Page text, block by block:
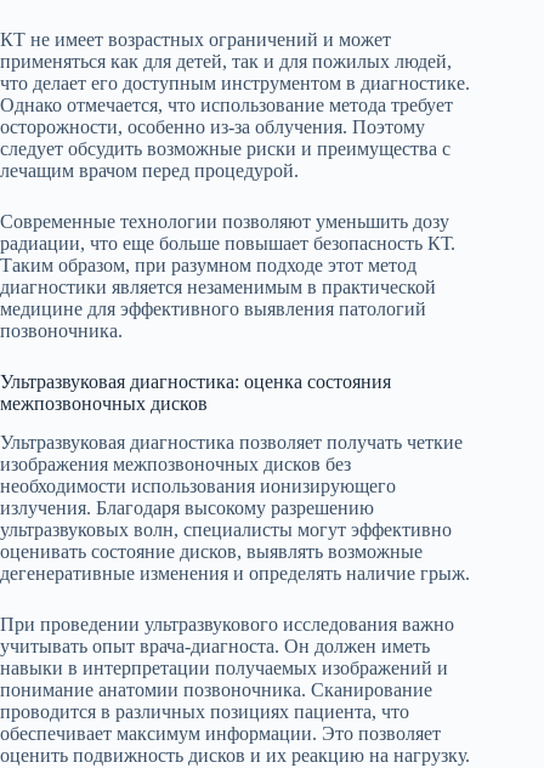
КТ не имеет возрастных ограничений и может
применяться как для детей, так и для пожилых людей,
что делает его доступным инструментом в диагностике.
Однако отмечается, что использование метода требует
осторожности, особенно из-за облучения. Поэтому
следует обсудить возможные риски и преимущества с
лечащим врачом перед процедурой.
Современные технологии позволяют уменьшить дозу
радиации, что еще больше повышает безопасность КТ.
Таким образом, при разумном подходе этот метод
диагностики является незаменимым в практической
медицине для эффективного выявления патологий
позвоночника.
Ультразвуковая диагностика: оценка состояния
межпозвоночных дисков
Ультразвуковая диагностика позволяет получать четкие
изображения межпозвоночных дисков без
необходимости использования ионизирующего
излучения. Благодаря высокому разрешению
ультразвуковых волн, специалисты могут эффективно
оценивать состояние дисков, выявлять возможные
дегенеративные изменения и определять наличие грыж.
При проведении ультразвукового исследования важно
учитывать опыт врача-диагноста. Он должен иметь
навыки в интерпретации получаемых изображений и
понимание анатомии позвоночника. Сканирование
проводится в различных позициях пациента, что
обеспечивает максимум информации. Это позволяет
оценить подвижность дисков и их реакцию на нагрузку.